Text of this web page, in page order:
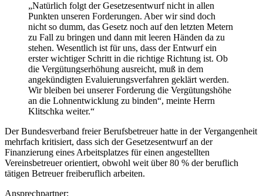
„Natürlich folgt der Gesetzesentwurf nicht in allen
Punkten unseren Forderungen. Aber wir sind doch
nicht so dumm, das Gesetz noch auf den letzten Metern
zu Fall zu bringen und dann mit leeren Händen da zu
stehen. Wesentlich ist für uns, dass der Entwurf ein
erster wichtiger Schritt in die richtige Richtung ist. Ob
die Vergütungserhöhung ausreicht, muß in dem
angekündigten Evaluierungsverfahren geklärt werden.
Wir bleiben bei unserer Forderung die Vergütungshöhe
an die Lohnentwicklung zu binden“, meinte Herrn
Klitschka weiter.“
Der Bundesverband freier Berufsbetreuer hatte in der Vergangenheit
mehrfach kritisiert, dass sich der Gesetzesentwurf an der
Finanzierung eines Arbeitsplatzes für einen angestellten
Vereinsbetreuer orientiert, obwohl weit über 80 % der beruflich
tätigen Betreuer freiberuflich arbeiten.
Ansprechpartner: